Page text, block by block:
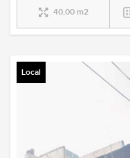
40,00 m2
Local